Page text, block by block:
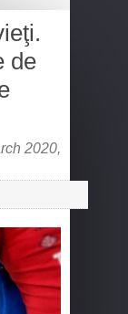
de
2020,